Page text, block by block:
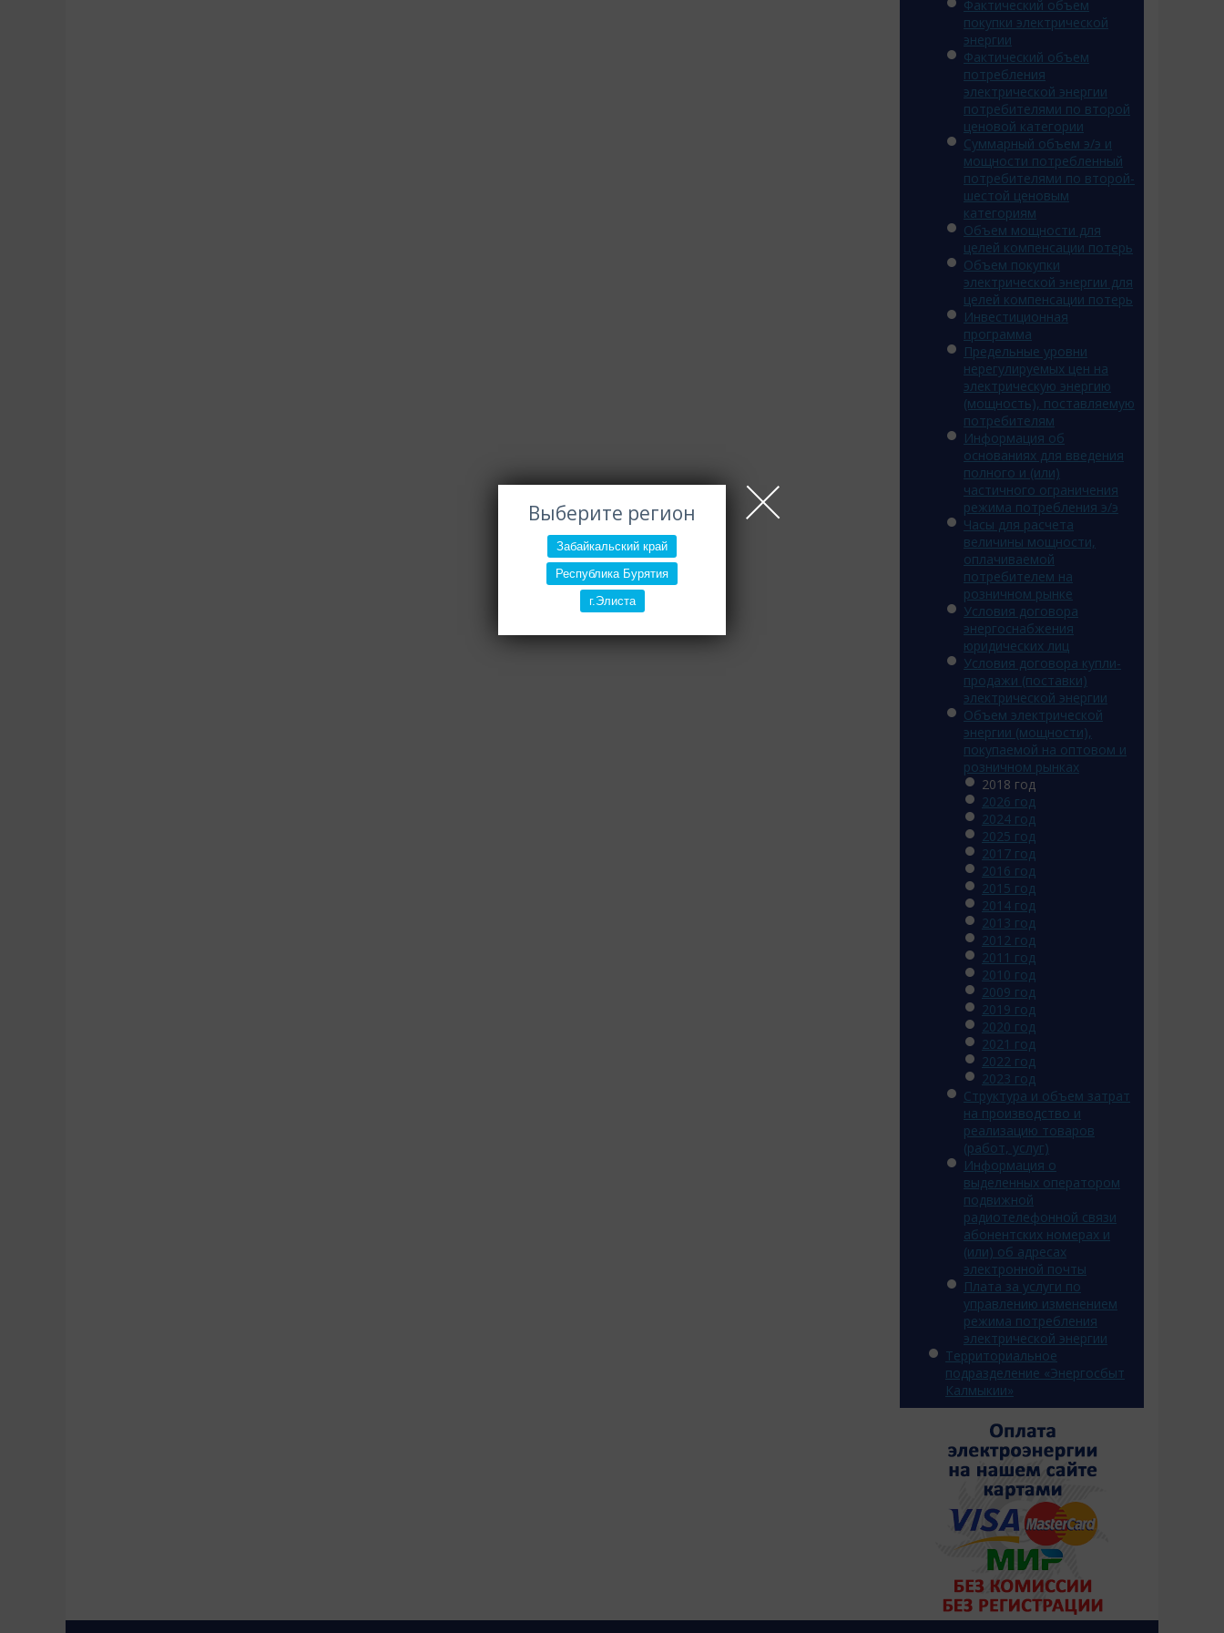
Выберите регион
Забайкальский край
Республика Бурятия
г.Элиста
Фактический объем
покупки электрической
энергии
Фактический объем
потребления
электрической энергии
потребителями по второй
ценовой категории
Суммарный объем э/э и
мощности потребленный
потребителями по второй-
шестой ценовым
категориям
Объем мощности для
целей компенсации потерь
Объем покупки
электрической энергии для
целей компенсации потерь
Инвестиционная
программа
Предельные уровни
нерегулируемых цен на
электрическую энергию
(мощность), поставляемую
потребителям
Информация об
основаниях для введения
полного и (или)
частичного ограничения
режима потребления э/э
Часы для расчета
величины мощности,
оплачиваемой
потребителем на
розничном рынке
Условия договора
энергоснабжения
юридических лиц
Условия договора купли-
продажи (поставки)
электрической энергии
Объем электрической
энергии (мощности),
покупаемой на оптовом и
розничном рынках
2018 год
2026 год
2024 год
2025 год
2017 год
2016 год
2015 год
2014 год
2013 год
2012 год
2011 год
2010 год
2009 год
2019 год
2020 год
2021 год
2022 год
2023 год
Структура и объем затрат
на производство и
реализацию товаров
(работ, услуг)
Информация о
выделенных оператором
подвижной
радиотелефонной связи
абонентских номерах и
(или) об адресах
электронной почты
Плата за услуги по
управлению изменением
режима потребления
электрической энергии
Территориальное
подразделение «Энергосбыт
Калмыкии»